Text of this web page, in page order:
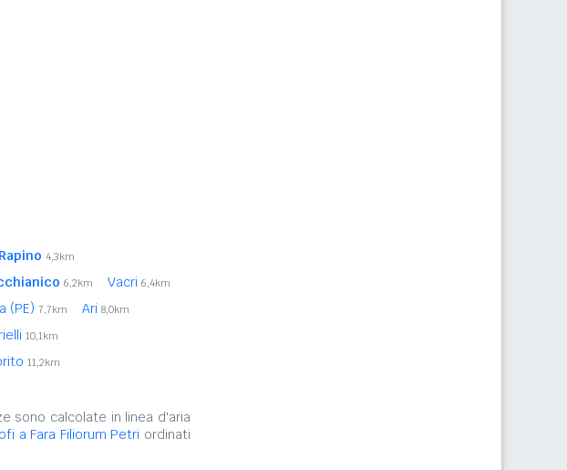
Rapino 4,3km
6,2km Vacri 6,4km
(PE) 7,7km Ari 8,0km
10,1km
11,2km
sono calcolate in linea d'aria
a Fara Filiorum Petri ordinati